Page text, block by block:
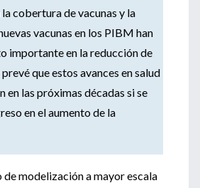
la cobertura de vacunas y la
vacunas en los PIBM han
importante en la reducción de
que estos avances en salud
en las próximas décadas si se
en el aumento de la
de modelización a mayor escala